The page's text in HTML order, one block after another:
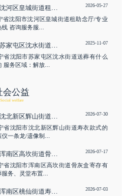
2026-05-27
省沈阳市沈河区皇城街道租助念厅/专业
咨询服务服...
2025-11-07
省沈阳市苏家屯区沈水街道送葬有什么
服务区域：解放...
会公益
Social welfare
2026-07-30
省沈阳市沈北新区辉山街道寿衣款式的
仪一条龙/遗像制...
2026-07-17
省沈阳市浑南区高坎街道骨灰盒寄存有
服务、灵堂布置...
2026-07-03